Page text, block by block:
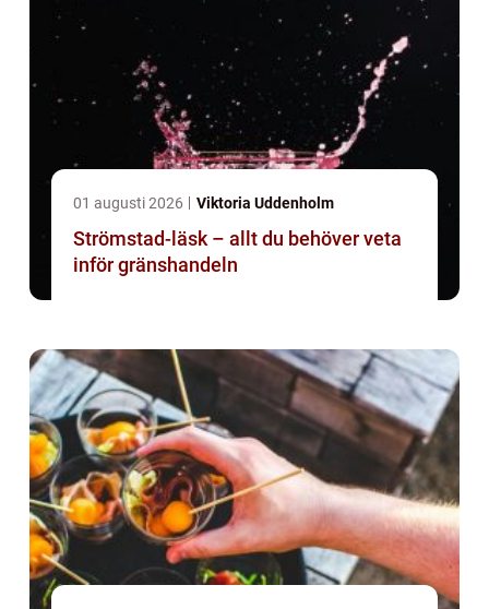
01 augusti 2026 Viktoria Uddenholm
Strömstad-läsk – allt du behöver veta
inför gränshandeln